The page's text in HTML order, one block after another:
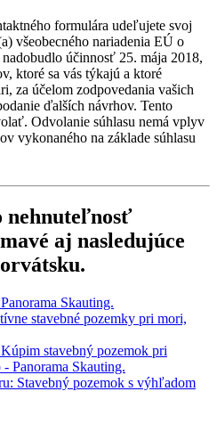
formulára udeľujete svoj
všeobecného nariadenia EÚ o
účinnosť 25. mája 2018,
ktoré sa vás týkajú a ktoré
za účelom zodpovedania vašich
ďalších návrhov. Tento
Odvolanie súhlasu nemá vplyv
vykonaného na základe súhlasu
nehnuteľnosť
aj nasledujúce
.
stavebné pozemky pri mori,
Stavebný pozemok s výhľadom